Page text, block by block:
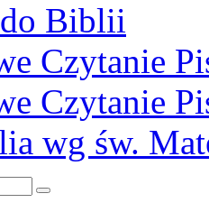
Biblii
Czytanie
Czytanie
wg św.